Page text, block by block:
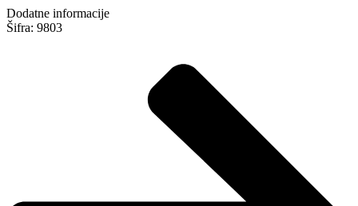
Dodatne informacije
Šifra: 9803